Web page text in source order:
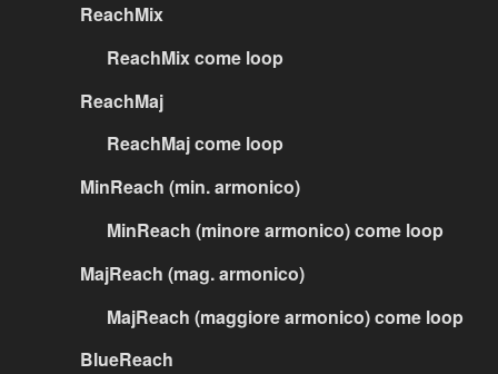
ReachMix
ReachMix come loop
ReachMaj
ReachMaj come loop
MinReach (min. armonico)
MinReach (minore armonico) come loop
MajReach (mag. armonico)
MajReach (maggiore armonico) come loop
BlueReach